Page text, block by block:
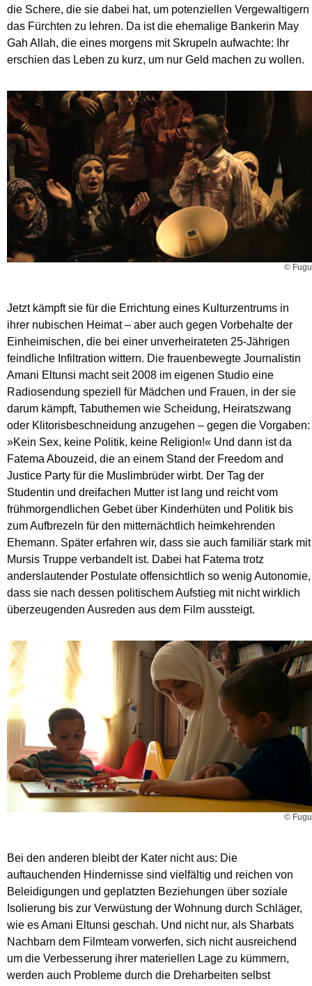
die Schere, die sie dabei hat, um potenziellen Vergewaltigern
das Fürchten zu lehren. Da ist die ehemalige Bankerin May
Gah Allah, die eines morgens mit Skrupeln aufwachte: Ihr
erschien das Leben zu kurz, um nur Geld machen zu wollen.
© Fugu
Jetzt kämpft sie für die Errichtung eines Kulturzentrums in
ihrer nubischen Heimat – aber auch gegen Vorbehalte der
Einheimischen, die bei einer unverheirateten 25-Jährigen
feindliche Infiltration wittern. Die frauenbewegte Journalistin
Amani Eltunsi macht seit 2008 im eigenen Studio eine
Radiosendung speziell für Mädchen und Frauen, in der sie
darum kämpft, Tabuthemen wie Scheidung, Heiratszwang
oder Klitorisbeschneidung anzugehen – gegen die Vorgaben:
»Kein Sex, keine Politik, keine Religion!« Und dann ist da
Fatema Abouzeid, die an einem Stand der Freedom and
Justice Party für die Muslimbrüder wirbt. Der Tag der
Studentin und dreifachen Mutter ist lang und reicht vom
frühmorgendlichen Gebet über Kinderhüten und Politik bis
zum Aufbrezeln für den mitternächtlich heimkehrenden
Ehemann. Später erfahren wir, dass sie auch familiär stark mit
Mursis Truppe verbandelt ist. Dabei hat Fatema trotz
anderslautender Postulate offensichtlich so wenig Autonomie,
dass sie nach dessen politischem Aufstieg mit nicht wirklich
überzeugenden Ausreden aus dem Film aussteigt.
© Fugu
Bei den anderen bleibt der Kater nicht aus: Die
auftauchenden Hindernisse sind vielfältig und reichen von
Beleidigungen und geplatzten Beziehungen über soziale
Isolierung bis zur Verwüstung der Wohnung durch Schläger,
wie es Amani Eltunsi geschah. Und nicht nur, als Sharbats
Nachbarn dem Filmteam vorwerfen, sich nicht ausreichend
um die Verbesserung ihrer materiellen Lage zu kümmern,
werden auch Probleme durch die Dreharbeiten selbst